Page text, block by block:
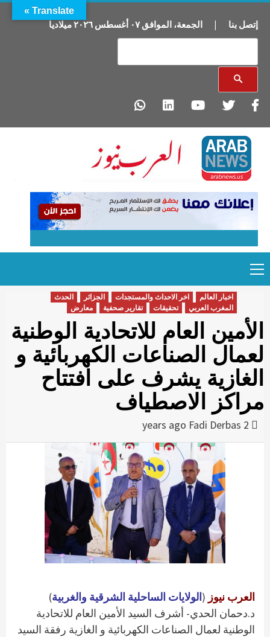
إتصل بنا | الجمعة، الموافق٠٧ أغسطس ٢٠٢٦ميلاديا
to
content
Menu
اخبار العالم اخر الاحداث والمستجدات الجزائر
الحدث
المغرب العربي
تحقيقات تقارير صحفية معارض
الأمين العام للاتحادية الوطنية
لعمال الصناعات الكهربائية و
الغازية يشرف على افتتاح
مراكز الاصطياف
Fadi Derbas
العرب نيوز (الولايات الساحلية الشرقية والغربية)
د.دحمان الحدي- أشرف السيد الأمين العام للاتحادية
الوطنية لعمال الصناعات الكهربائية و الغازية رفقة السيد
Translate »